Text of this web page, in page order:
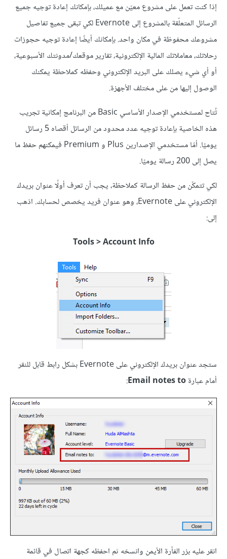
إذا كنت تعمل على مشروع معيّن مع عميلك، بإمكانك إعادة توجيه جميع
الرسائل المتعلّقة بالمشروع إلى Evernote لكي تبقى جميع تفاصيل
مشروعك محفوظة في مكان واحد. بإمكانك أيضًا إعادة توجيه حجوزات
رحلاتك، معاملاتك المالية الإلكترونية، تقارير موقعك/مدونتك الأسبوعية،
أو أي شيء يصلك على البريد الإلكتروني وحفظه كملاحظة يمكنك
الوصول إليها من على مختلف الأجهزة.
تُتاح لمستخدمي الإصدار الأساسي Basic من البرنامج إمكانية تجريب
هذه الخاصية بإعادة توجيه عدد محدود من الرسائل أقصاه 5 رسائل
يوميًا. أمّا مستخدمي الإصدارين Plus و Premium فيمكنهم حفظ ما
يصل إلى 200 رسالة يوميًا.
لكي تتمكّن من حفظ الرسالة كملاحظة، يجب أن تعرف أولًا عنوان بريدك
الإلكتروني على Evernote، وهو عنوان فريد يخصص لحسابك. اذهب
إلى:
Tools > Account Info
ستجد عنوان بريدك الإلكتروني على Evernote بشكل رابط قابل للنقر
أمام عبارةEmail notes to
:
انقر عليه بزر الفأرة الأيمن وانسخه ثم احفظه كجهة اتصال في قائمة